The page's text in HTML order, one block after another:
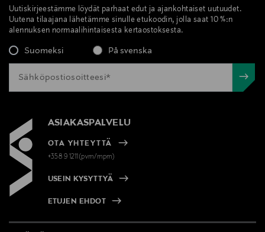
Uutiskirjeestämme löydät parhaat edut ja ajankohtaiset uutuudet.
Uutena tilaajana lähetämme sinulle etukoodin, jolla saat 10 %:n
alennuksen normaalihintaisesta kertaostoksesta.
Suomeksi På svenska
ASIAKASPALVELU
OTA YHTEYTTÄ
+358 9 1211(pvm/mpm)
USEIN KYSYTTYÄ
ETUJEN EHDOT